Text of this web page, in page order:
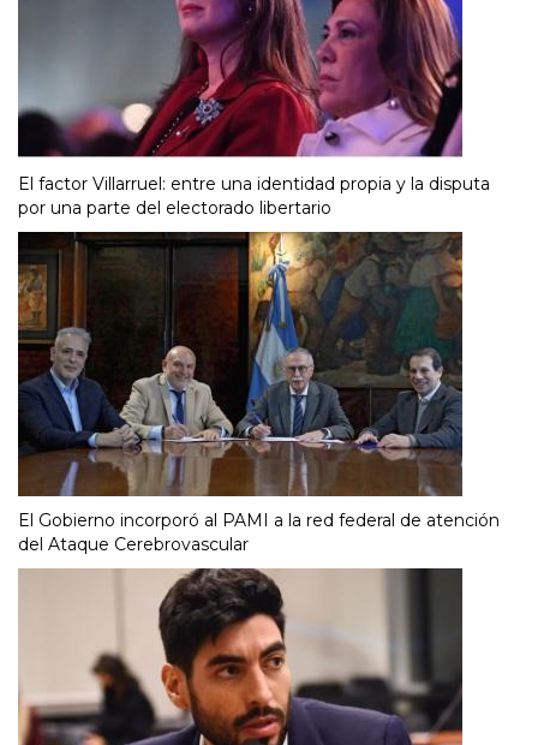
El factor Villarruel: entre una identidad propia y la disputa
por una parte del electorado libertario
El Gobierno incorporó al PAMI a la red federal de atención
del Ataque Cerebrovascular